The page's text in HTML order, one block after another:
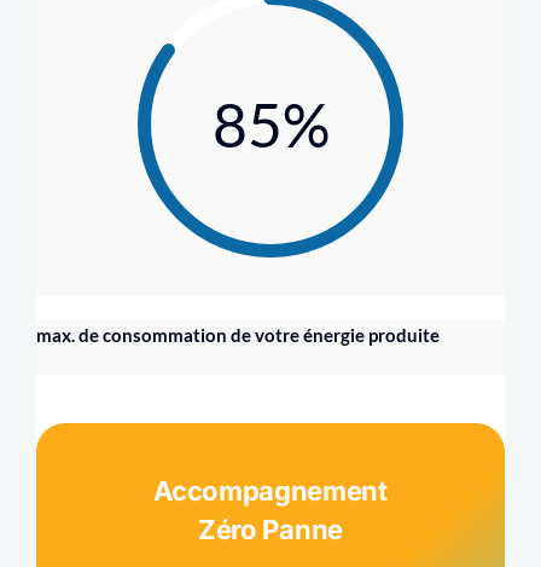
85%
max. de consommation de votre énergie produite
Accompagnement
Zéro Panne